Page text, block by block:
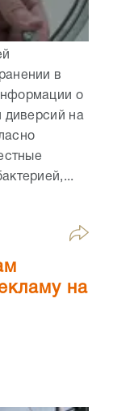
в
о
диверсий на
на